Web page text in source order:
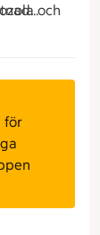
och
för